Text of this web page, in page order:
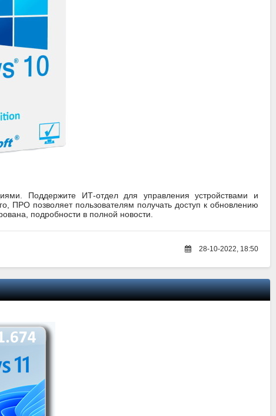
Поддержите ИТ-отдел для управления устройствами и
позволяет пользователям получать доступ к обновлению
подробности в полной новости.
28-10-2022, 18:50